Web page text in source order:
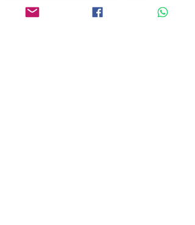
Tratamientos entre compañeros